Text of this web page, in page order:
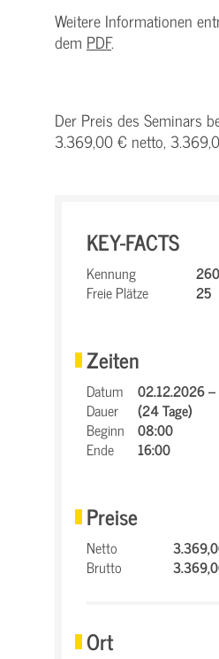
Weitere Informationen
dem PDF.
Der Preis des Seminars
3.369,00 € netto,
KEY-FACTS
Kennung
Freie Plätze
25
Zeiten
Datum
02.12.2026
Dauer
(24 Tage)
Beginn
08:00
Ende
16:00
Preise
Netto
Brutto
Ort